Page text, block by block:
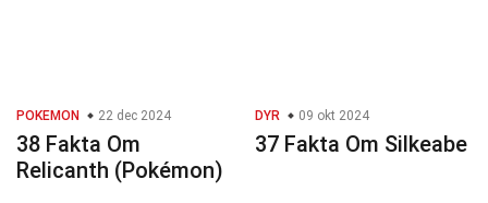
POKEMON 22 dec 2024
38 Fakta Om
Relicanth (Pokémon)
DYR 09 okt 2024
37 Fakta Om Silkeabe